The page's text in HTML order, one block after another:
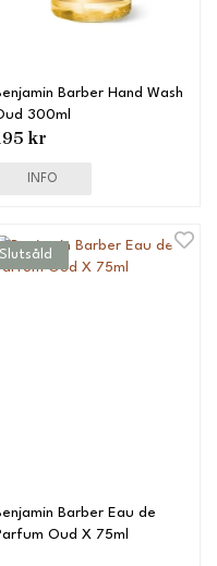
Barber Hand Wash
300ml
kr
INFO
Slutsåld
Barber Eau de
Oud X 75ml